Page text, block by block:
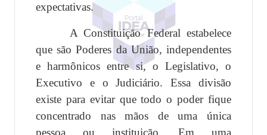
expectativas.
A Constituição Federal estabelece
que são Poderes da União, independentes
e harmônicos entre si, o Legislativo, o
Executivo e o Judiciário. Essa divisão
existe para evitar que todo o poder fique
concentrado nas mãos de uma única
pessoa ou instituição. Em uma